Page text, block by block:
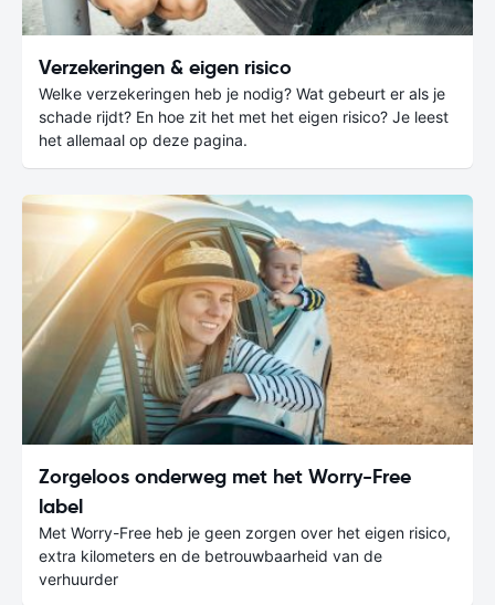
Verzekeringen & eigen risico
Welke verzekeringen heb je nodig? Wat gebeurt er als je
schade rijdt? En hoe zit het met het eigen risico? Je leest
het allemaal op deze pagina.
Zorgeloos onderweg met het Worry-Free
label
Met Worry-Free heb je geen zorgen over het eigen risico,
extra kilometers en de betrouwbaarheid van de
verhuurder